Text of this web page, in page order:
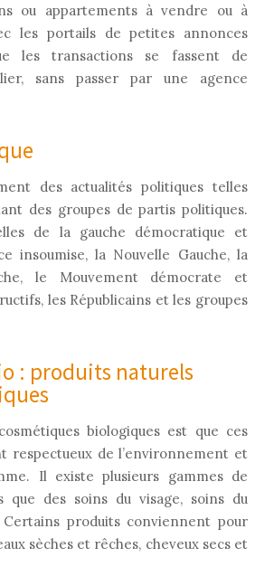
ou appartements à vendre ou à
les portails de petites annonces
les transactions se fassent de
sans passer par une agence
des actualités politiques telles
des groupes de partis politiques.
de la gauche démocratique et
insoumise, la Nouvelle Gauche, la
le Mouvement démocrate et
les Républicains et les groupes
: produits naturels
biologiques est que ces
respectueux de l’environnement et
Il existe plusieurs gammes de
que des soins du visage, soins du
produits conviennent pour
sèches et rêches, cheveux secs et